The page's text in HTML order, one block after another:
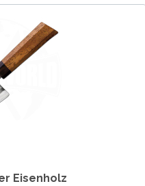
Eisenholz